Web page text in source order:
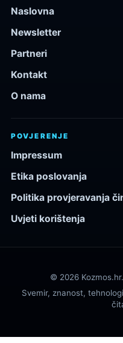
Naslovna
Newsletter
Partneri
Kontakt
O nama
POVJERENJE
Impressum
Etika poslovanja
Politika provjeravanja
Uvjeti korištenja
© 2026
Svemir, znanost,